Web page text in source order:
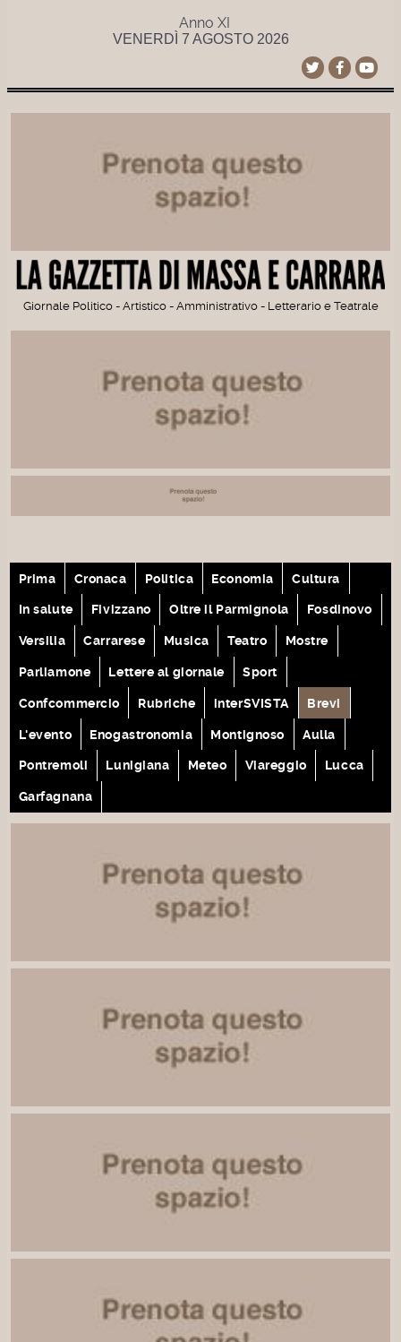
Anno XI
VENERDÌ 7 AGOSTO 2026
Giornale Politico - Artistico - Amministrativo - Letterario e Teatrale
Prima Cronaca Politica Economia Cultura
In salute Fivizzano Oltre il Parmignola Fosdinovo
Versilia Carrarese Musica Teatro Mostre
Parliamone Lettere al giornale Sport
Confcommercio Rubriche interSVISTA Brevi
L'evento Enogastronomia Montignoso Aulla
Pontremoli Lunigiana Meteo Viareggio Lucca
Garfagnana